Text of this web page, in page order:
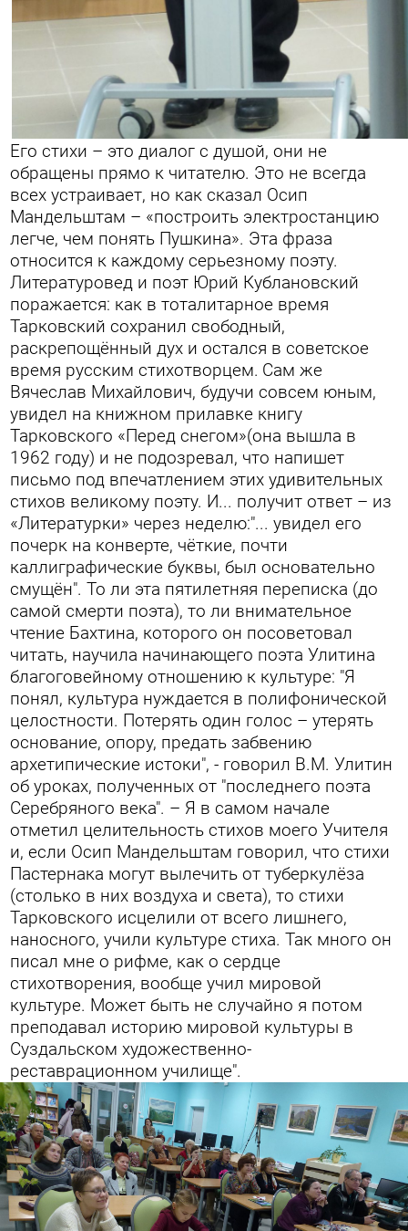
Его стихи – это диалог с душой, они не
обращены прямо к читателю. Это не всегда
всех устраивает, но как сказал Осип
Мандельштам – «построить электростанцию
легче, чем понять Пушкина». Эта фраза
относится к каждому серьезному поэту.
Литературовед и поэт Юрий Кублановский
поражается: как в тоталитарное время
Тарковский сохранил свободный,
раскрепощённый дух и остался в советское
время русским стихотворцем. Сам же
Вячеслав Михайлович, будучи совсем юным,
увидел на книжном прилавке книгу
Тарковского «Перед снегом»(она вышла в
1962 году) и не подозревал, что напишет
письмо под впечатлением этих удивительных
стихов великому поэту. И... получит ответ – из
«Литературки» через неделю:"... увидел его
почерк на конверте, чёткие, почти
каллиграфические буквы, был основательно
смущён". То ли эта пятилетняя переписка (до
самой смерти поэта), то ли внимательное
чтение Бахтина, которого он посоветовал
читать, научила начинающего поэта Улитина
благоговейному отношению к культуре: "Я
понял, культура нуждается в полифонической
целостности. Потерять один голос – утерять
основание, опору, предать забвению
архетипические истоки", - говорил В.М. Улитин
об уроках, полученных от "последнего поэта
Серебряного века". – Я в самом начале
отметил целительность стихов моего Учителя
и, если Осип Мандельштам говорил, что стихи
Пастернака могут вылечить от туберкулёза
(столько в них воздуха и света), то стихи
Тарковского исцелили от всего лишнего,
наносного, учили культуре стиха. Так много он
писал мне о рифме, как о сердце
стихотворения, вообще учил мировой
культуре. Может быть не случайно я потом
преподавал историю мировой культуры в
Суздальском художественно-
реставрационном училище".